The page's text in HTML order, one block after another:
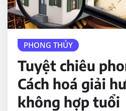
PHONG THỦY
Tuyệt chiêu
Cách hoá giải
không hợp tuổi